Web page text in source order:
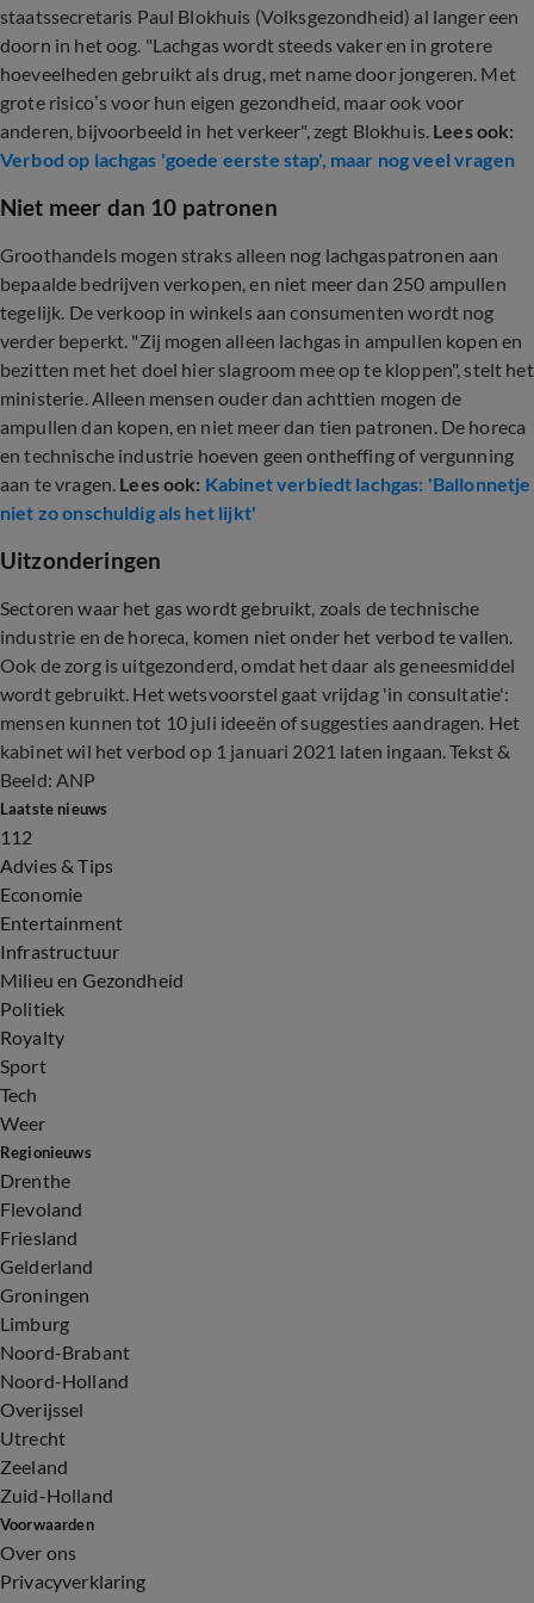
staatssecretaris Paul Blokhuis (Volksgezondheid) al langer een
doorn in het oog. "Lachgas wordt steeds vaker en in grotere
hoeveelheden gebruikt als drug, met name door jongeren. Met
grote risico’s voor hun eigen gezondheid, maar ook voor
anderen, bijvoorbeeld in het verkeer", zegt Blokhuis. Lees ook:
Verbod op lachgas 'goede eerste stap', maar nog veel vragen
Niet meer dan 10 patronen
Groothandels mogen straks alleen nog lachgaspatronen aan
bepaalde bedrijven verkopen, en niet meer dan 250 ampullen
tegelijk. De verkoop in winkels aan consumenten wordt nog
verder beperkt. "Zij mogen alleen lachgas in ampullen kopen en
bezitten met het doel hier slagroom mee op te kloppen", stelt het
ministerie. Alleen mensen ouder dan achttien mogen de
ampullen dan kopen, en niet meer dan tien patronen. De horeca
en technische industrie hoeven geen ontheffing of vergunning
aan te vragen. Lees ook: Kabinet verbiedt lachgas: 'Ballonnetje
niet zo onschuldig als het lijkt'
Uitzonderingen
Sectoren waar het gas wordt gebruikt, zoals de technische
industrie en de horeca, komen niet onder het verbod te vallen.
Ook de zorg is uitgezonderd, omdat het daar als geneesmiddel
wordt gebruikt. Het wetsvoorstel gaat vrijdag 'in consultatie':
mensen kunnen tot 10 juli ideeën of suggesties aandragen. Het
kabinet wil het verbod op 1 januari 2021 laten ingaan. Tekst &
Beeld: ANP
Laatste nieuws
112
Advies & Tips
Economie
Entertainment
Infrastructuur
Milieu en Gezondheid
Politiek
Royalty
Sport
Tech
Weer
Regionieuws
Drenthe
Flevoland
Friesland
Gelderland
Groningen
Limburg
Noord-Brabant
Noord-Holland
Overijssel
Utrecht
Zeeland
Zuid-Holland
Voorwaarden
Over ons
Privacyverklaring